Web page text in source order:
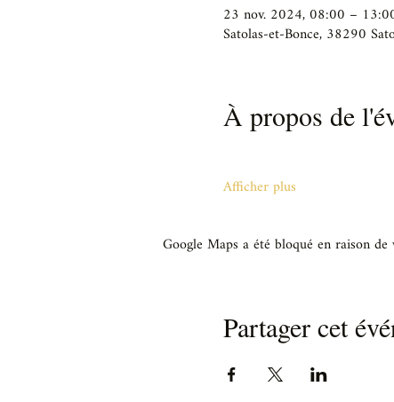
23 nov. 2024, 08:00 –
Satolas-et-Bonce, 38290
À propos de
Afficher plus
Google Maps a été bloqué en raison
Partager cet